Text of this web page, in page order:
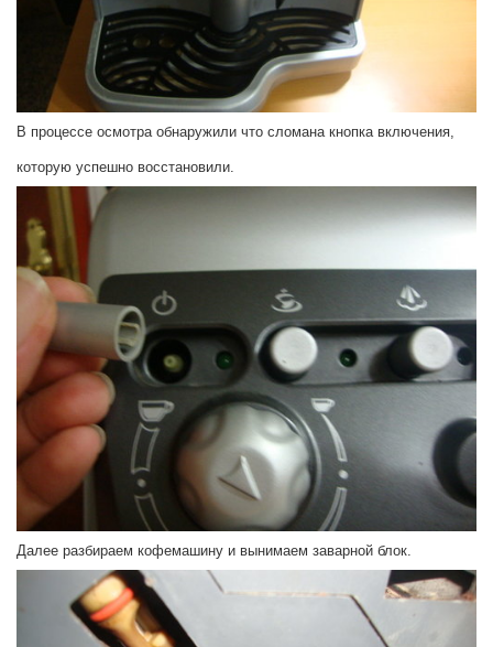
В процессе осмотра обнаружили что сломана кнопка включения,
которую успешно восстановили.
Далее разбираем кофемашину и вынимаем заварной блок.